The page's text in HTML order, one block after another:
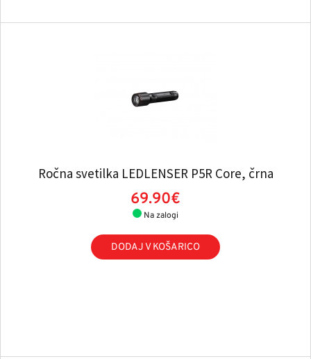
Ročna svetilka LEDLENSER P5R Core, črna
69.90€
Na zalogi
DODAJ V KOŠARICO